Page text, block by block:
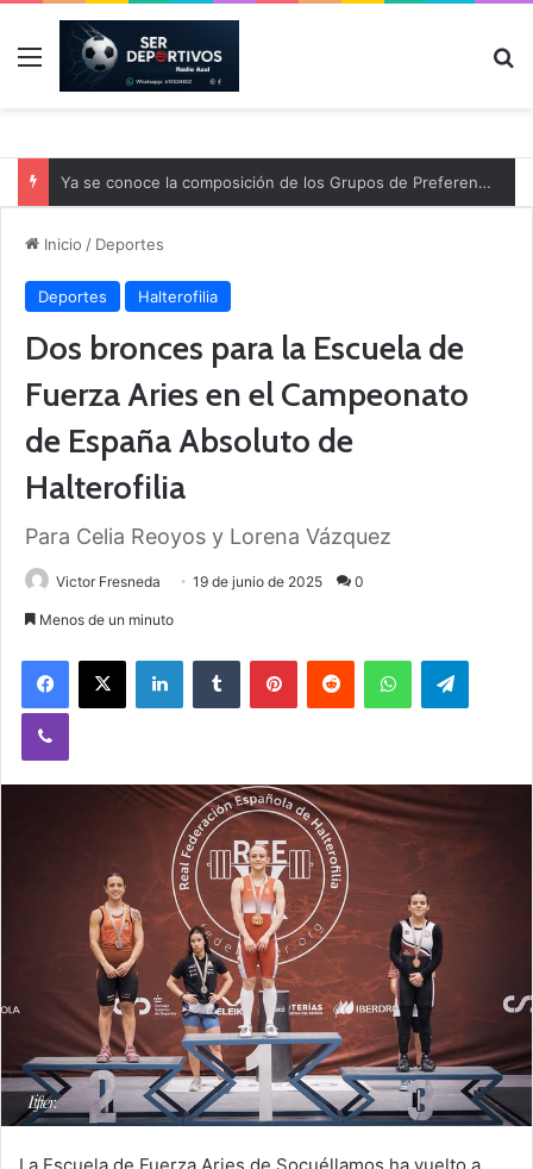
Menú
Ya se conoce la composición de los Grupos de Preferente y el calendario
Inicio / Deportes
Deportes Halterofilia
Dos bronces para la Escuela de
Fuerza Aries en el Campeonato
de España Absoluto de
Halterofilia
Para Celia Reoyos y Lorena Vázquez
Victor Fresneda 19 de junio de 2025 0
Menos de un minuto
La Escuela de Fuerza Aries de Socuéllamos ha vuelto a